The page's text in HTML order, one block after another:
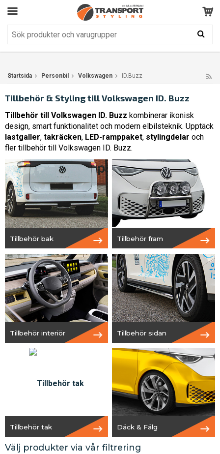
Kundservice
Startsida Personbil Volkswagen ID.Buzz
Tillbehör & Styling till Volkswagen ID. Buzz
Tillbehör till Volkswagen ID. Buzz kombinerar ikonisk
design, smart funktionalitet och modern elbilsteknik. Upptäck
lastgaller, takräcken, LED-ramppaket, stylingdelar och
fler tillbehör till Volkswagen ID. Buzz.
Tillbehör bak Tillbehör fram
Tillbehör interiör Tillbehör sidan
Tillbehör tak Däck & Fälg
Välj produkter via vår filtrering